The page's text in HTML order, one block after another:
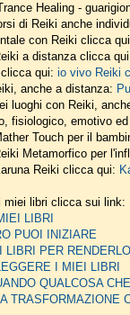
Healing -
di Reiki anche
con Reiki clicca
a distanza clicca
clicca qui: io vivo Reiki
anche a distanza:
luoghi con Reiki,
fisiologico, emotivo
Touch per il
Metamorfico per
Reiki clicca qui:
miei libri clicca sui link:
LIBRI
PUOI INIZIARE
PER
I MIEI LIBRI
QUALCOSA
TRASFORMAZIONE